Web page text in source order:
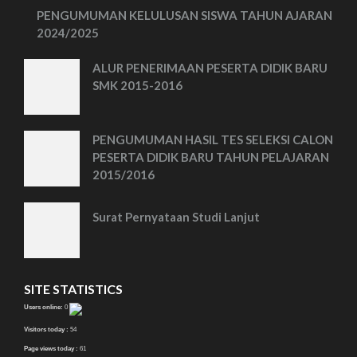
PENGUMUMAN KELULUSAN SISWA TAHUN AJARAN
2024/2025
ALUR PENERIMAAN PESERTA DIDIK BARU
SMK 2015-2016
PENGUMUMAN HASIL TES SELEKSI CALON
PESERTA DIDIK BARU TAHUN PELAJARAN
2015/2016
Surat Pernyataan Studi Lanjut
SITE STATISTICS
Users online: 0
Visitors today : 54
Page views today : 61